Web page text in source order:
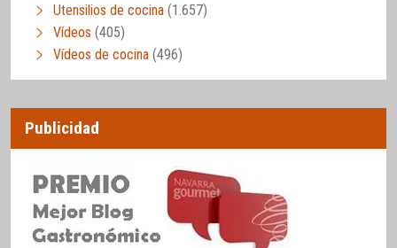
Utensilios de cocina (1.657)
Vídeos (405)
Vídeos de cocina (496)
Publicidad